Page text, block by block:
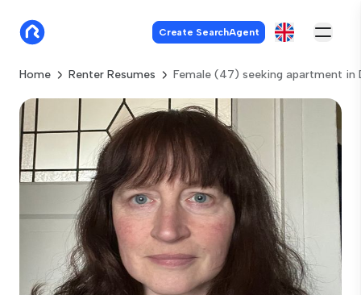
Create SearchAgent
Home Renter Resumes Female (47) seeking apartment in